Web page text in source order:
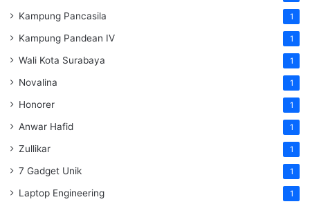
Kampung Pancasila 1
Kampung Pandean IV 1
Wali Kota Surabaya 1
Novalina 1
Honorer 1
Anwar Hafid 1
Zullikar 1
7 Gadget Unik 1
Laptop Engineering 1